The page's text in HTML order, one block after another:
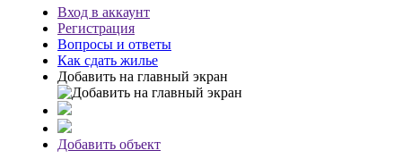
Вход в аккаунт
Регистрация
Вопросы и ответы
Как сдать жилье
Добавить на главный экран
Добавить объект